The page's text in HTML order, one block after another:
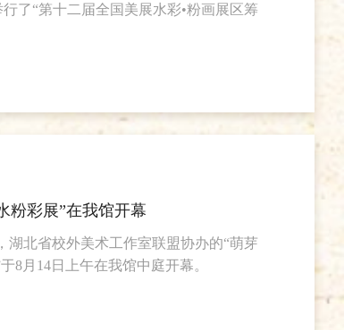
了“第十二届全国美展水彩•粉画展区筹
粉彩展”在我馆开幕
湖北省校外美术工作室联盟协办的“萌芽
8月14日上午在我馆中庭开幕。